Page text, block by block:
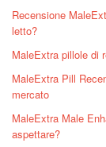
Recensione
letto?
MaleExtra pillole di
MaleExtra Pill
mercato
MaleExtra Male
aspettare?